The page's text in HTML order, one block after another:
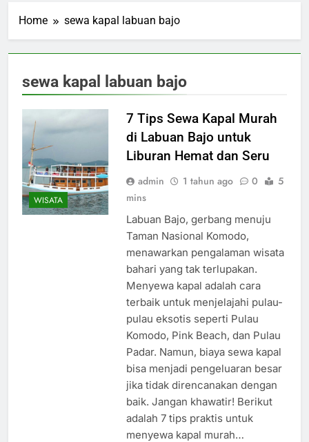
Home sewa kapal labuan bajo
sewa kapal labuan bajo
WISATA
7 Tips Sewa Kapal Murah
di Labuan Bajo untuk
Liburan Hemat dan Seru
admin 1 tahun ago 0
5
mins
Labuan Bajo, gerbang menuju
Taman Nasional Komodo,
menawarkan pengalaman wisata
bahari yang tak terlupakan.
Menyewa kapal adalah cara
terbaik untuk menjelajahi pulau-
pulau eksotis seperti Pulau
Komodo, Pink Beach, dan Pulau
Padar. Namun, biaya sewa kapal
bisa menjadi pengeluaran besar
jika tidak direncanakan dengan
baik. Jangan khawatir! Berikut
adalah 7 tips praktis untuk
menyewa kapal murah…